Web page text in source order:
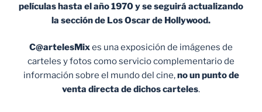
películas hasta el año 1970 y se seguirá actualizando
la sección de Los Oscar de Hollywood.
C@artelesMixes una exposición de imágenes de
carteles y fotos como servicio complementario de
información sobre el mundo del cine,no un punto de
venta directa de dichos carteles.